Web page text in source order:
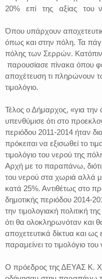
20% επί της αξίας του
Όπου υπάρχουν
όπως και στην πόλη. Τα
πόλης των Σερρών.
παρουσίασε πίνακα όπου
αποχέτευση τι πληρώνουν
τιμολόγιο.
Τέλος ο Δήμαρχος, «για την
υπενθύμισε ότι στο
περιόδου 2011-2014 ήταν
πρόκειται να εξισωθεί το
τιμολόγιο του νερού της
Αρχή με το παραπάνω, διότι
του νερού στα χωριά αλλά
κατά 25%. Αντιθέτως στο
δημοτικής περιόδου 2014-
την τιμολογιακή πολιτική
ότι θα ολοκληρωνόταν και
αποχετευτικά δίκτυα και
παραμείνει το τιμολόγιο
Ο πρόεδρος της ΔΕΥΑΣ Κ.